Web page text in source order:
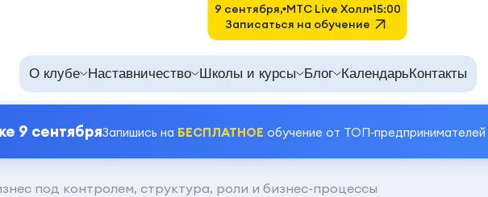
О клубе Наставничество Школы и курсы Блог КалендарьКонтакты
9 сентябряЗапишись на БЕСПЛАТНОЕ обучение от ТОП‑предпринимателей
под контролем, структура, роли и бизнес-процессы
9 сентября, MTC Live Холл 15:00
Записаться на обучение